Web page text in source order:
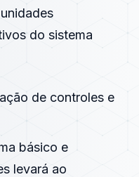
do sistema
de controles e
básico e
levará ao